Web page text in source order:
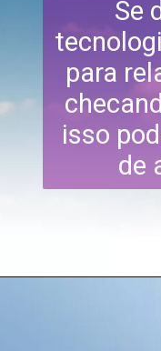
Se
para
isso
de